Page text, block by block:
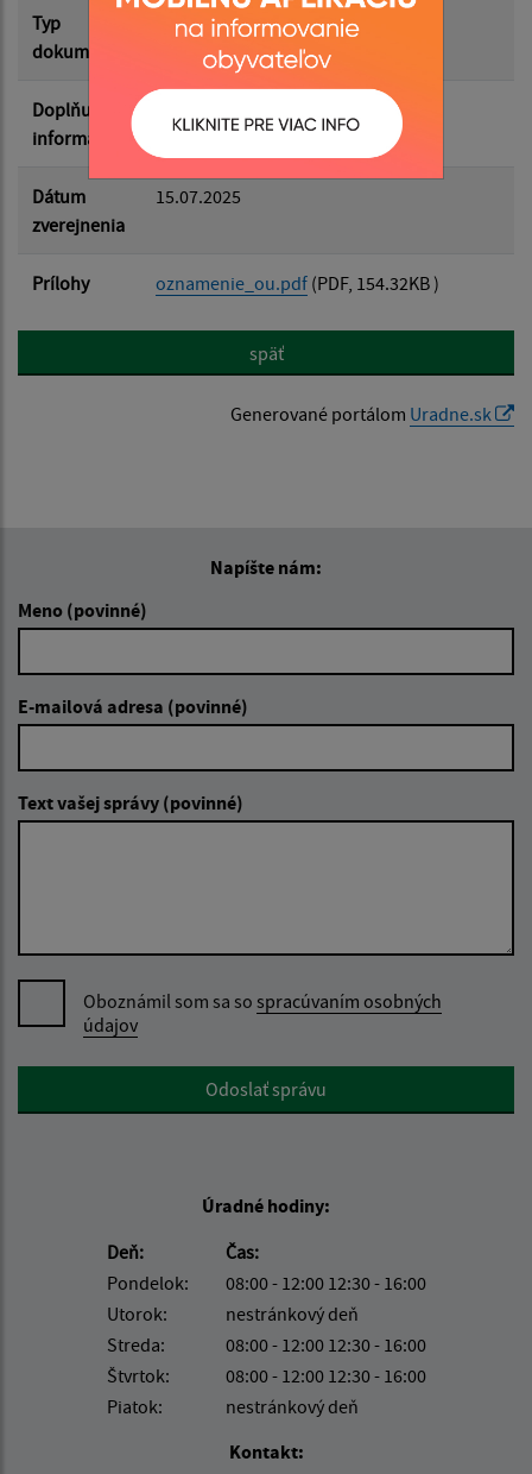
Typ
dokumentu
Rôzne
Doplňujúce
informácie
Dátum
zverejnenia
15.07.2025
Prílohy oznamenie_ou.pdf (PDF, 154.32KB )
späť
Generované portálom Uradne.sk
Napíšte nám:
Meno (povinné)
E-mailová adresa (povinné)
Text vašej správy (povinné)
Oboznámil som sa so spracúvaním osobných
údajov
Google reCaptcha ResponseOdoslať správu
Úradné hodiny:
Deň:
Čas:
Pondelok:
08:00 - 12:00 12:30 - 16:00
Utorok:
nestránkový deň
Streda:
08:00 - 12:00 12:30 - 16:00
Štvrtok:
08:00 - 12:00 12:30 - 16:00
Piatok:
nestránkový deň
Kontakt: